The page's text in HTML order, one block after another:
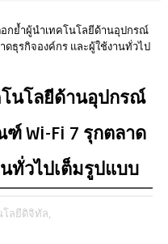
อกย้ำผู้นำเทคโนโลยีด้านอุปกรณ์
ดธุรกิจองค์กร และผู้ใช้งานทั่วไป
โนโลยีด้านอุปกรณ์
Wi-Fi 7 รุกตลาด
ทั่วไปเต็มรูปแบบ
โลยีดิจิทัล,